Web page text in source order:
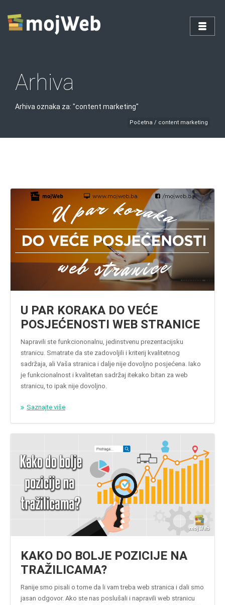
Arhiva
Arhiva oznaka za: "content marketing"
Početna / content marketing
U PAR KORAKA DO VEĆE
POSJEĆENOSTI WEB STRANICE
Napravili ste funkciononalnu, jedinstvenu prezentacijsku
stranicu. Smatrate da ste zadovoljili i kriterij kvalitetnog
sadržaja, ali Vaša stranica i dalje nije dovoljno posjećena. Iako
je funkcionalnost i kvalitetan sadržaj itekako bitan za web
stranicu, to ipak nije dovoljno.
Saznajte više
KAKO DO BOLJE POZICIJE NA
TRAŽILICAMA?
Ranije smo pisali o tome da li vam treba web stranica i dali smo
jasan odgovor. Ako ste nas poslušali i napravili web stranicu